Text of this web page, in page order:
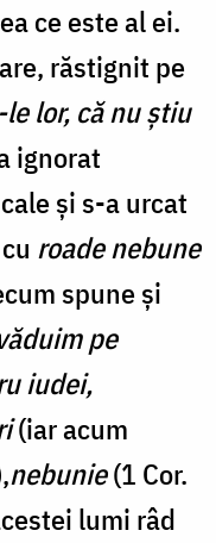
ce este al ei.
răstignit pe
lor, că nu ştiu
ignorat
și s-a urcat
roade nebune
spune și
pe
iudei,
(iar acum
nebunie(1 Cor.
lumi râd